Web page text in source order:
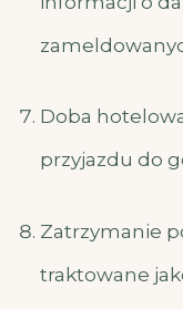
Doba
przyjazdu do
Zatrzymanie
traktowane